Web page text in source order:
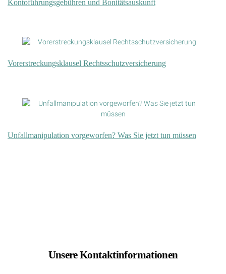
Kontoführungsgebühren und Bonitätsauskunft
Vorerstreckungsklausel Rechtsschutzversicherung
Unfallmanipulation vorgeworfen? Was Sie jetzt tun müssen
Unsere Kontaktinformationen